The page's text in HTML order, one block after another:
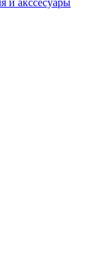
и акссесуары